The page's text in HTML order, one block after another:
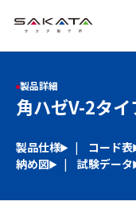
製品詳細
角ハゼV-2タ
製品仕様 コード表
納め図
試験データ